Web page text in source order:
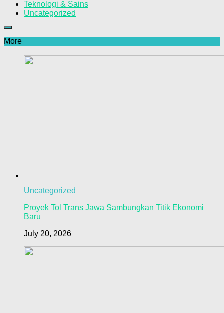
Teknologi & Sains
Uncategorized
More
Uncategorized
Proyek Tol Trans Jawa Sambungkan Titik Ekonomi
Baru
July 20, 2026